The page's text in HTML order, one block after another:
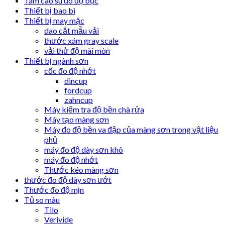
Thiết bị bao bì
Thiết bị may mặc
dao cắt mẫu vải
thước xám gray scale
vải thử độ mài mòn
Thiết bị ngành sơn
cốc đo độ nhớt
dincup
fordcup
zahncup
Máy kiểm tra độ bền chà rửa
Máy tạo màng sơn
Máy đo độ bền va đập của màng sơn trong vật liệu
phủ
máy đo độ dày sơn khô
máy đo độ nhớt
Thước kéo màng sơn
thước đo độ dày sơn ướt
Thước đo độ mịn
Tủ so màu
Tilo
Verivide